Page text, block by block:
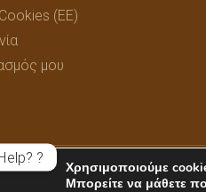
(ΕΕ)
μου
Art Gallery. Created byD-
Χρησιμοποιούμε
Μπορείτε να μάθετε
?